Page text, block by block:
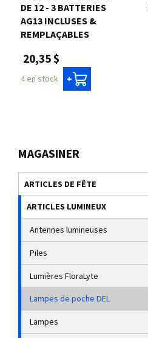
MAGASINER
ARTICLES DE FÊTE
ARTICLES LUMINEUX
Antennes lumineuses
Piles
Lumières FloraLyte
Lampes de poche DEL
Lampes
DE 12 - 3 BATTERIES
AG13 INCLUSES &
REMPLAÇABLES
20,35 $
4 en stock +